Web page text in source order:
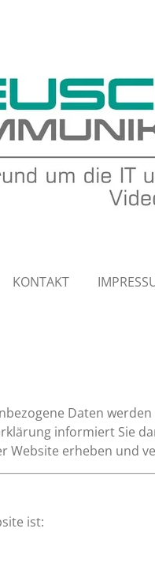
KONTAKT
Daten
informiert Sie
Website erheben und
ist: